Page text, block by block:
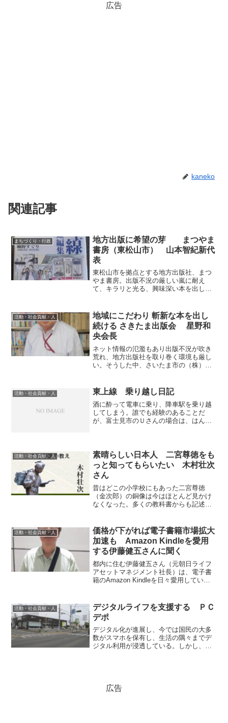
広告
kaneko
関連記事
まちづくり・行政
地方出版に希望の芽 まつやま
書房（東松山市） 山本智紀新代
表
東松山市を拠点とする地方出版社、まつ
やま書房。出版不況の厳しい嵐に耐え
て、キラリと光る、興味深い本を出し続
主幹に譲った。山本智紀新代表に地方出
版の置かれた状況などにつ...
活動・社会貢献・人
地域にこだわり 斬新な本を出し
続ける さきたま出版会 星野和
央会長
ネット情報の氾濫もあり出版不況が吹き
荒れ、地方出版社を取り巻く環境も厳し
い。そうした中、さいたま市の（株）さ
点を超す。地域にこだわり、80歳を過ぎ
ても、次々と新し...
活動・社会貢献・人 東上線 乗り越し日記
酒に酔って電車に乗り、降車駅を乗り越
してしまう。誰でも経験のあることだ
が、富士見市のＵさんの場合は、はんぱ
方で、乗り越しエピドードは...
活動・社会貢献・人
素晴らしい日本人 二宮尊徳をも
っと知ってもらいたい 木村壮次
さん
昔はどこの小学校にもあった二宮尊徳
（金次郎）の銅像は今はほとんど見かけ
なくなった。多くの教科書からも記述が
本人のとるべき理想の生き方を体現して
おり、今の世でもっと知って...
活動・社会貢献・人
価格が下がれば電子書籍市場拡大
加速も Amazon Kindleを愛用
する伊藤健五さんに聞く
都内に住む伊藤健五さん（元朝日ライフ
アセットマネジメント社長）は、電子書
籍のAmazon Kindleを日々愛用してい
伊藤さんKindleの方が値段がすこし安い
―電子書...
活動・社会貢献・人
デジタルライフを支援する ＰＣ
デポ
デジタル化が進展し、今では国民の大多
数がスマホを保有し、生活の隅々までデ
ジタル利用が浸透している。しかし、高
広告